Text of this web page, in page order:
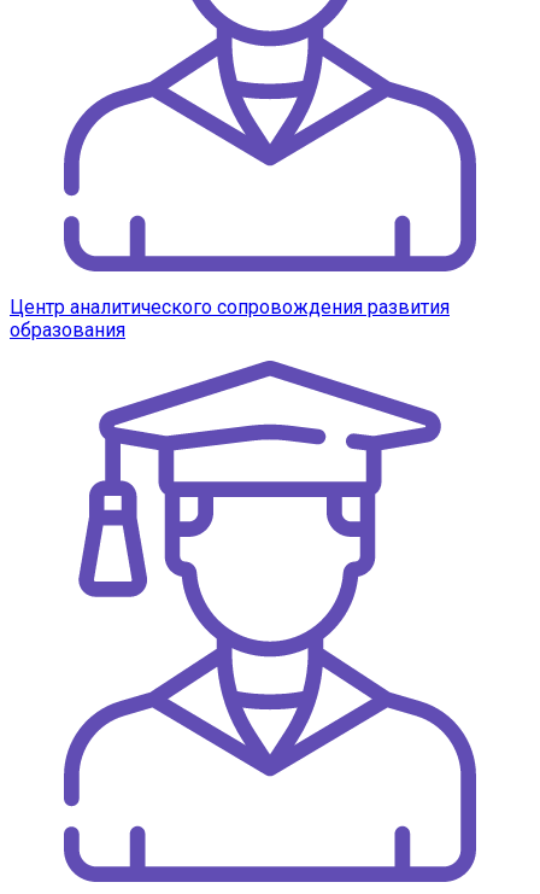
Центр аналитического сопровождения развития
образования